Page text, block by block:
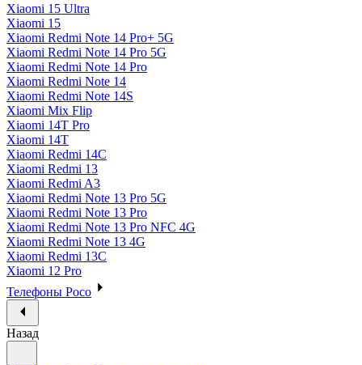
Xiaomi 15 Ultra
Xiaomi 15
Xiaomi Redmi Note 14 Pro+ 5G
Xiaomi Redmi Note 14 Pro 5G
Xiaomi Redmi Note 14 Pro
Xiaomi Redmi Note 14
Xiaomi Redmi Note 14S
Xiaomi Mix Flip
Xiaomi 14T Pro
Xiaomi 14T
Xiaomi Redmi 14C
Xiaomi Redmi 13
Xiaomi Redmi A3
Xiaomi Redmi Note 13 Pro 5G
Xiaomi Redmi Note 13 Pro
Xiaomi Redmi Note 13 Pro NFC 4G
Xiaomi Redmi Note 13 4G
Xiaomi Redmi 13C
Xiaomi 12 Pro
Телефоны Poco
Назад